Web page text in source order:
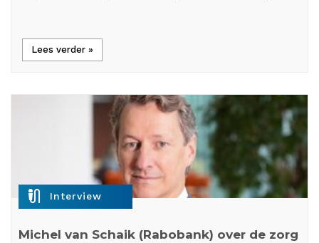
Lees verder »
mic_external_on Interview
Michel van Schaik (Rabobank) over de zorg